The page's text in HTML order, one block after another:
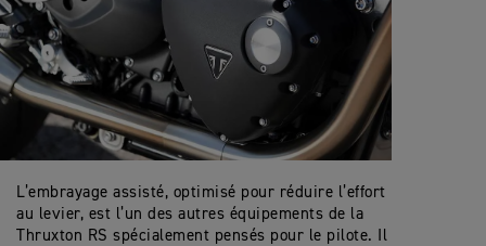
L’embrayage assisté, optimisé pour réduire l’effort
au levier, est l’un des autres équipements de la
Thruxton RS spécialement pensés pour le pilote. Il